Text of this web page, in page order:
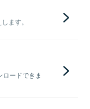
ます。
ードできま